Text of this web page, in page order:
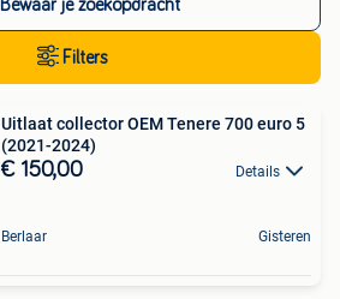
Bewaar je zoekopdracht
Filters
Uitlaat collector OEM Tenere 700 euro 5
(2021-2024)
€ 150,00 Details
Berlaar Gisteren